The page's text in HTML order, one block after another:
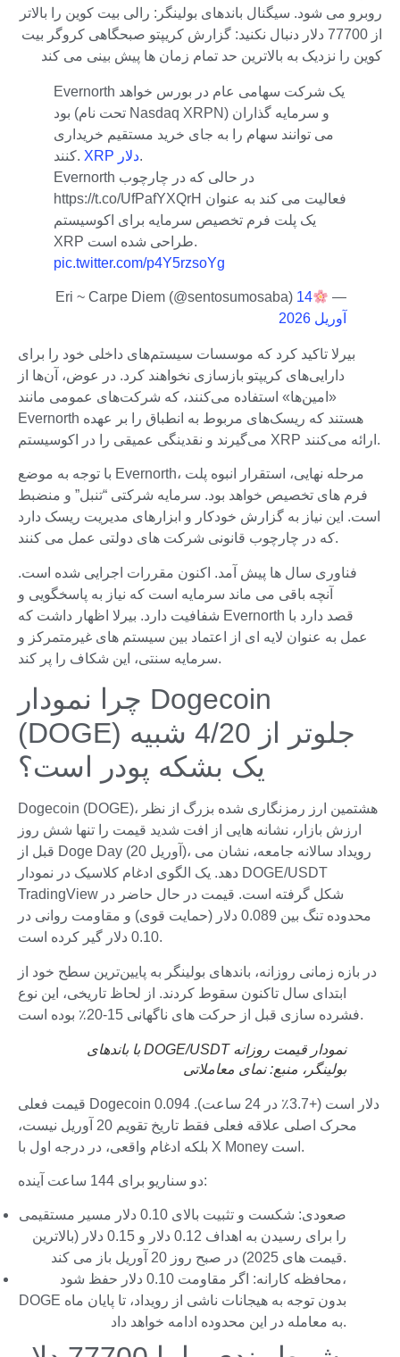
روبرو می شود. سیگنال باندهای بولینگر: رالی بیت کوین را بالاتر
از 77700 دلار دنبال نکنید: گزارش کریپتو صبحگاهی کروگر بیت
کوین را نزدیک به بالاترین حد تمام زمان ها پیش بینی می کند
Evernorth یک شرکت سهامی عام در بورس خواهد
بود (تحت نام Nasdaq XRPN) و سرمایه گذاران
می توانند سهام را به جای خرید مستقیم خریداری
کنند.
XRP دلار.
Evernorth در حالی که در چارچوب
https://t.co/UfPafYXQrH فعالیت می کند به عنوان
یک پلت فرم تخصیص سرمایه برای اکوسیستم
XRP طراحی شده است.
pic.twitter.com/p4Y5rzsoYg
—
Eri ~ Carpe Diem (@sentosumosaba) 14
آوریل 2026
بیرلا تاکید کرد که موسسات سیستم‌های داخلی خود را برای
دارایی‌های کریپتو بازسازی نخواهند کرد. در عوض، آن‌ها از
«امین‌ها» استفاده می‌کنند، که شرکت‌های عمومی مانند
Evernorth هستند که ریسک‌های مربوط به انطباق را بر عهده
می‌گیرند و نقدینگی عمیقی را در اکوسیستم XRP ارائه می‌کنند.
با توجه به موضع Evernorth، مرحله نهایی، استقرار انبوه پلت
فرم های تخصیص خواهد بود. سرمایه شرکتی “تنبل” و منضبط
است. این نیاز به گزارش خودکار و ابزارهای مدیریت ریسک دارد
که در چارچوب قانونی شرکت های دولتی عمل می کنند.
فناوری سال ها پیش آمد. اکنون مقررات اجرایی شده است.
آنچه باقی می ماند سرمایه است که نیاز به پاسخگویی و
شفافیت دارد. بیرلا اظهار داشت که Evernorth قصد دارد با
عمل به عنوان لایه ای از اعتماد بین سیستم های غیرمتمرکز و
سرمایه سنتی، این شکاف را پر کند.
چرا نمودار Dogecoin
(DOGE) جلوتر از 4/20 شبیه
یک بشکه پودر است؟
Dogecoin (DOGE)، هشتمین ارز رمزنگاری شده بزرگ از نظر
ارزش بازار، نشانه هایی از افت شدید قیمت را تنها شش روز
قبل از Doge Day (20 آوریل)، رویداد سالانه جامعه، نشان می
دهد. یک الگوی ادغام کلاسیک در نمودار DOGE/USDT
TradingView شکل گرفته است. قیمت در حال حاضر در
محدوده تنگ بین 0.089 دلار (حمایت قوی) و مقاومت روانی در
0.10 دلار گیر کرده است.
در بازه زمانی روزانه، باندهای بولینگر به پایین‌ترین سطح خود از
ابتدای سال تاکنون سقوط کردند. از لحاظ تاریخی، این نوع
فشرده سازی قبل از حرکت های ناگهانی 15-20٪ بوده است.
نمودار قیمت روزانه DOGE/USDT با باندهای
بولینگر، منبع:نمای معاملاتی
قیمت فعلی Dogecoin 0.094 دلار است (+3.7٪ در 24 ساعت).
محرک اصلی علاقه فعلی فقط تاریخ تقویم 20 آوریل نیست،
بلکه ادغام واقعی، در درجه اول با X Money است.
دو سناریو برای 144 ساعت آینده:
صعودی: شکست و تثبیت بالای 0.10 دلار مسیر مستقیمی
را برای رسیدن به اهداف 0.12 دلار و 0.15 دلار (بالاترین
قیمت های 2025) در صبح روز 20 آوریل باز می کند.
محافظه کارانه: اگر مقاومت 0.10 دلار حفظ شود،
DOGE بدون توجه به هیجانات ناشی از رویداد، تا پایان ماه
به معامله در این محدوده ادامه خواهد داد.